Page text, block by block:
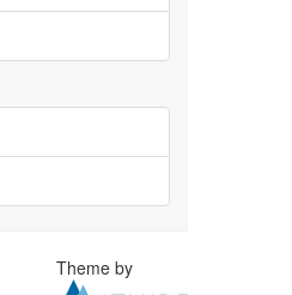
Theme by